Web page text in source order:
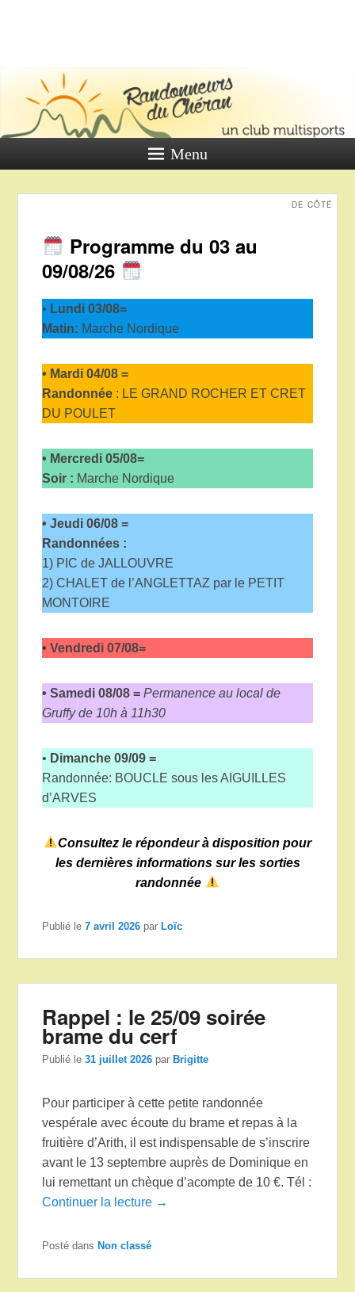
DU
Un club multi sports
Menu
DE CÔTÉ
Programme du 03 au
09/08/26
• Lundi 03/08=
Matin: Marche Nordique
• Mardi 04/08 =
Randonnée : LE GRAND ROCHER ET CRET
DU POULET
• Mercredi 05/08=
Soir : Marche Nordique
• Jeudi 06/08 =
Randonnées :
1) PIC de JALLOUVRE
2) CHALET de l’ANGLETTAZ par le PETIT
MONTOIRE
• Vendredi07/08=
• Samedi 08/08 = Permanence au local de
Gruffy de 10h à 11h30
• Dimanche 09/09 =
Randonnée: BOUCLE sous les AIGUILLES
d’ARVES
Consultez le répondeur à disposition pour
les dernières informations sur les sorties
randonnée
Publié le7 avril 2026 parLoïc
Rappel : le 25/09 soirée
brame du cerf
Publié le31 juillet 2026 par Brigitte
Pour participer à cette petite randonnée
vespérale avec écoute du brame et repas à la
fruitière d’Arith, il est indispensable de s’inscrire
avant le 13 septembre auprès de Dominique en
lui remettant un chèque d’acompte de 10 €. Tél :
Continuer la lecture →
Posté dans Non classé